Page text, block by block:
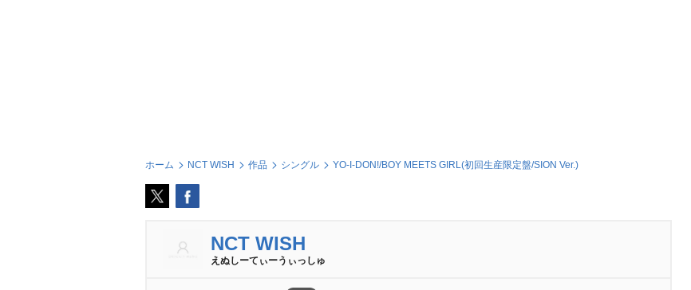
ホーム NCT WISH 作品 シングル YO-I-DON!/BOY MEETS GIRL(初回生産限定盤/SION Ver.)
NCT WISH
えぬしーてぃーうぃっしゅ